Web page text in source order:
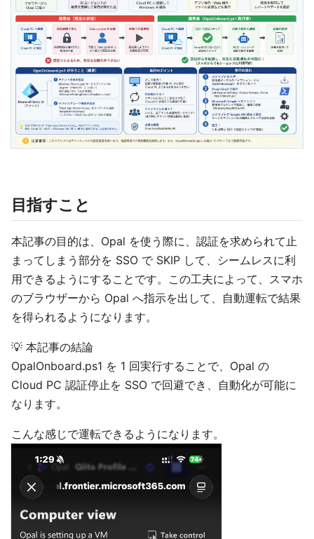
目指すこと
本記事の目的は、Opal を使う際に、認証を求められて止
まってしまう部分を SSO で SKIP して、シームレスに利
用できるようにすることです。この工夫によって、スマホ
のブラウザーから Opal へ指示を出して、自動運転で結果
を得られるようになります。
💡 本記事の結論
OpalOnboard.ps1 を 1 回実行することで、Opal の
Cloud PC 認証停止を SSO で回避でき、自動化が可能に
なります。
こんな感じで運転できるようになります。